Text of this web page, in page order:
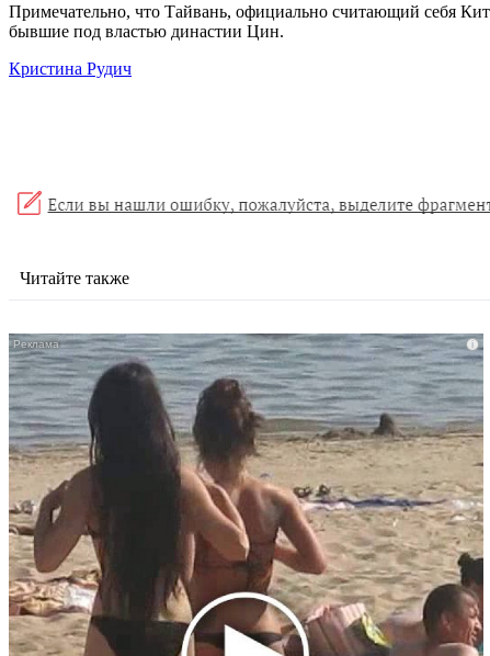
Примечательно, что Тайвань, официально считающий себя
бывшие под властью династии Цин.
Кристина Рудич
Читайте также
i